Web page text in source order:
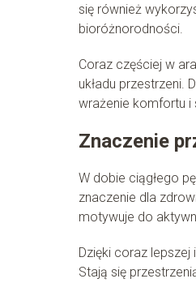
się również
bioróżnorodności.
Coraz częściej w
układu przestrzeni.
wrażenie komfortu i
Znaczenie
W dobie ciągłego
znaczenie dla
motywuje do
Dzięki coraz
Stają się